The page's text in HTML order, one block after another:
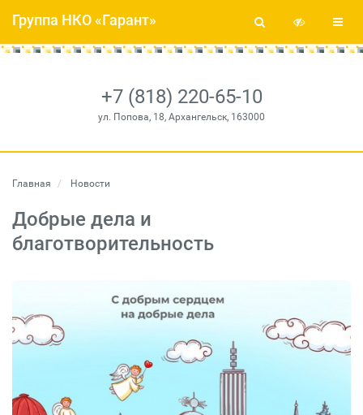
+7 (818) 220-65-10
ул. Попова, 18, Архангельск, 163000
Группа НКО «Гарант»
Главная Новости
Добрые дела и
благотворительность